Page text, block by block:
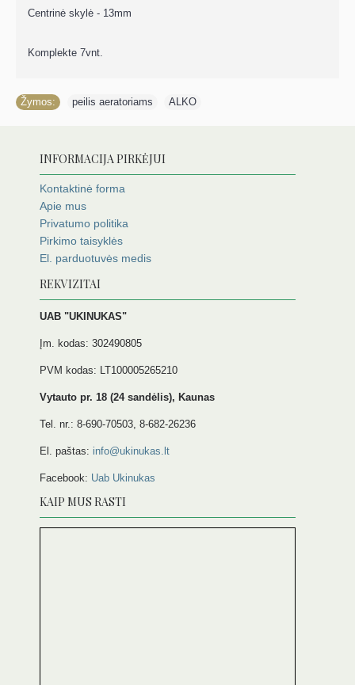
Centrinė skylė - 13mm
Komplekte 7vnt.
Žymos: peilis aeratoriams ALKO
INFORMACIJA PIRKĖJUI
Kontaktinė forma
Apie mus
Privatumo politika
Pirkimo taisyklės
El. parduotuvės medis
REKVIZITAI
UAB "UKINUKAS"
Įm. kodas: 302490805
PVM kodas: LT100005265210
Vytauto pr. 18 (24 sandėlis), Kaunas
Tel. nr.: 8-690-70503, 8-682-26236
El. paštas: info@ukinukas.lt
Facebook: Uab Ukinukas
KAIP MUS RASTI